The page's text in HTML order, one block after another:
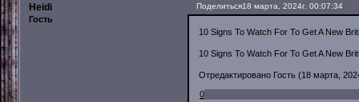
Поделиться18 марта, 2024г. 00:07:34
Heidi
Гость
10 Signs To Watch For To Get A New
10 Signs To Watch For To Get A New
Отредактировано Гость (18 марта,
0